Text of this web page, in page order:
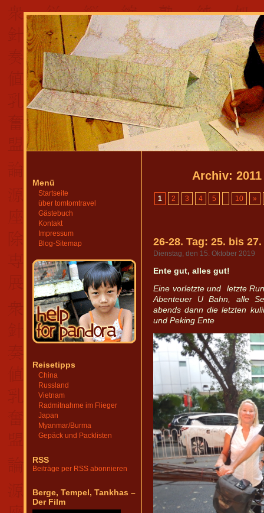
Menü
Startseite
über tomtomtravel
Gästebuch
Kontakt
Impressum
Blog-Sitemap
Reisetipps
China
Russland
Vietnam
Radmitnahme im Flieger
Japan
Myanmar/Burma
Gepäck und Packlisten
RSS
Beiträge per RSS abonnieren
Berge, Tempel, Tankhas –
Der Film
Archiv:
1 2 3 4 5 10 »
26-28. Tag: 25. bis
Dienstag, den 15. Oktober 2019
Ente gut, alles gut!
Eine vorletzte und letzte
Abenteuer U Bahn, alle
abends dann die letzten
und Peking Ente